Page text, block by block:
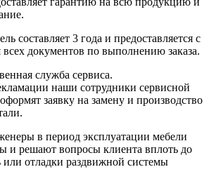
составляет 3 года и предоставляется с
документов по выполнению заказа.
служба сервиса.
наши сотрудники сервисной
заявку на замену и производство
в период эксплуатации мебели
и решают вопросы клиента вплоть до
или отладки раздвижной системы